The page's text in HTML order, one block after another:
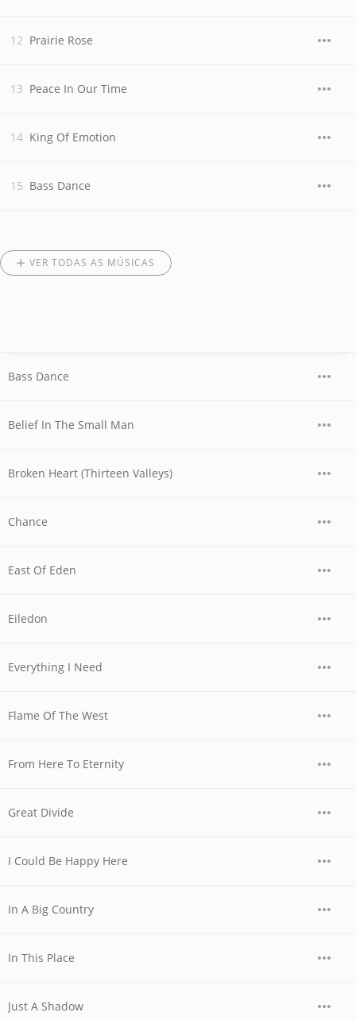
Prairie Rose
Peace In Our Time
King Of Emotion
Bass Dance
VER TODAS AS MÚSICAS
Bass Dance
Belief In The Small Man
Broken Heart (Thirteen Valleys)
Chance
East Of Eden
Eiledon
Everything I Need
Flame Of The West
From Here To Eternity
Great Divide
I Could Be Happy Here
In A Big Country
In This Place
Just A Shadow